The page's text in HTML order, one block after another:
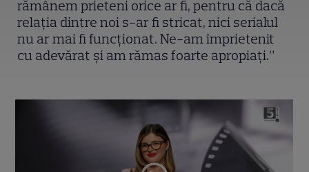
rămânem prieteni orice ar fi, pentru că dacă
relația dintre noi s-ar fi stricat, nici serialul
nu ar mai fi funcționat. Ne-am împrietenit
cu adevărat și am rămas foarte apropiați.”